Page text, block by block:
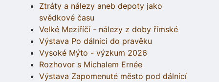
Ztráty a nálezy aneb depoty jako
svědkové času
Velké Meziříčí - nálezy z doby římské
Výstava Po dálnici do pravěku
Vysoké Mýto - výzkum 2026
Rozhovor s Michalem Ernée
Výstava Zapomenuté město pod dálnicí